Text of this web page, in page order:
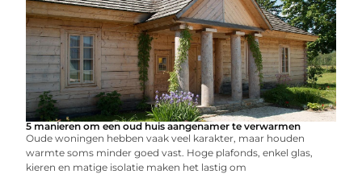
5 manieren om een oud huis aangenamer te verwarmen
Oude woningen hebben vaak veel karakter, maar houden
warmte soms minder goed vast. Hoge plafonds, enkel glas,
kieren en matige isolatie maken het lastig om